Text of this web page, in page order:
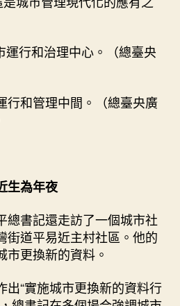
和管理中間。（總臺央廣
生為年夜
總書記還走訪了一個城市社
道平易近主村社區。他的
更換新的資料。
出“實施城市更換新的資料行